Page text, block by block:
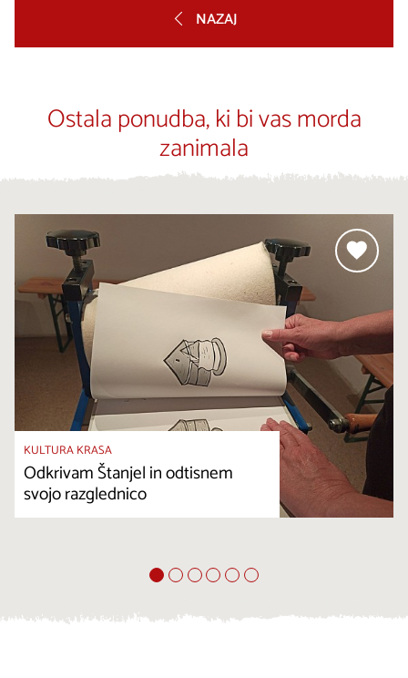
NAZAJ
Ostala ponudba, ki bi vas morda
zanimala
KULTURA KRASA
Odkrivam Štanjel in odtisnem
svojo razglednico